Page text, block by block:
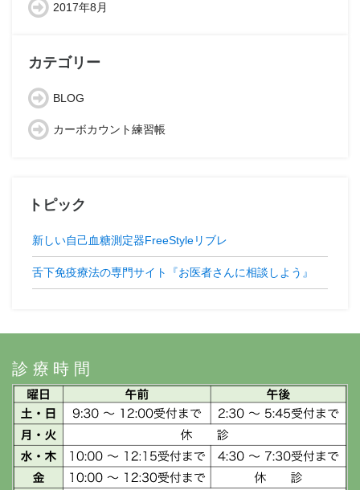
2017年8月
カテゴリー
BLOG
カーボカウント練習帳
トピック
新しい自己血糖測定器FreeStyleリブレ
舌下免疫療法の専門サイト『お医者さんに相談しよう』
診療時間